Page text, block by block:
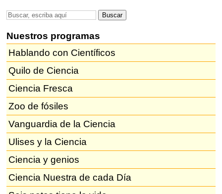
Nuestros programas
Hablando con Científicos
Quilo de Ciencia
Ciencia Fresca
Zoo de fósiles
Vanguardia de la Ciencia
Ulises y la Ciencia
Ciencia y genios
Ciencia Nuestra de cada Día